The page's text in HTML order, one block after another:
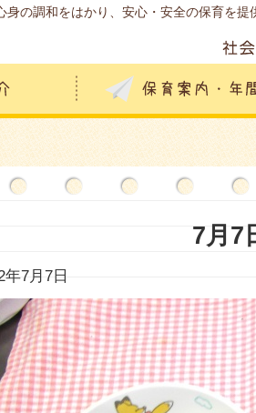
の調和をはかり、安心・安全の保育を提
7月7
年7月7日